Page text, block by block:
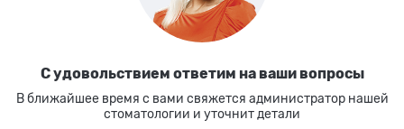
С удовольствием ответим на ваши вопросы
В ближайшее время с вами свяжется администратор нашей
стоматологии и уточнит детали